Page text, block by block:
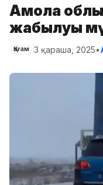
Ақмола
жабылуы
Қоғам 3 қараша, 2025•